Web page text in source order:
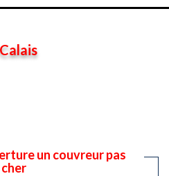
un couvreur pas
cher